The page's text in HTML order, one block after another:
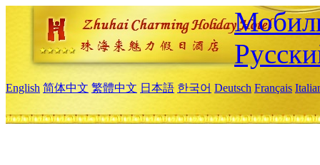
English 简体中文 繁體中文 日本語 한국어 Deutsch Français